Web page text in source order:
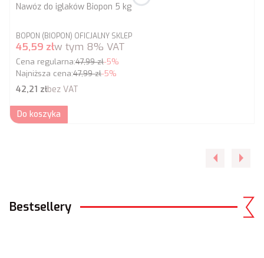
Nawóz do iglaków Biopon 5 kg
PRODUCENT
BOPON (BIOPON) OFICJALNY SKLEP
Cena promocyjna brutto
45,59 złw tym 8% VAT
Cena regularna:47,99 zł-5%
Najniższa cena:47,99 zł-5%
Cena netto
42,21 złbez VAT
Do koszyka
Bestsellery